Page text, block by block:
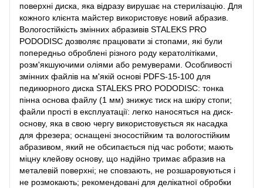
поверхні диска, яка відразу вирушає на стерилізацію. Для
кожного клієнта майстер використовує новий абразив.
Вологостійкість змінних абразивів STALEKS PRO
PODODISC дозволяє працювати зі стопами, які були
попередньо оброблені різного роду кератолітіками,
розм'якшуючими оліями або ремуверами. Особливості
змінних файлів на м'якій основі PDFS-15-100 для
педикюрного диска STALEKS PRO PODODISC: тонка
пінна основа файлу (1 мм) знижує тиск на шкіру стопи;
файли прості в експлуатації: легко наносяться на диск-
основу, яка в свою чергу використовується як насадка
для фрезера; оснащені зносостійким та вологостійким
абразивом, який не обсипається під час роботи; мають
міцну клейову основу, що надійно тримає абразив на
металевій поверхні; не сповзають, не розшаровуються і
не розмокають; рекомендовані для делікатної обробки